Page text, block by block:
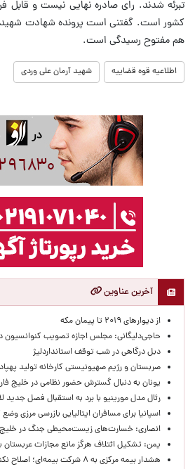
تبرئه شدند. رای صادره نهایی نیست و قابل
کشور است. گفتنی است پرونده شهادت شهید
هم مفتوح رسیدگی است.
اطلاعیه قوه قضاییه شهید آرمان علی وردی
آخرین عناوین
از دیوارهای ۲۰۱۹ تا پیمان مکه
حاجی‌دلیگانی: مجلس اجازه تصویب کنوانسیون
دبل درگاهی در شب توقف استانداردلیژ
صربستان و رژیم صهیونیستی کارخانه تولید
یونان به دنبال گسترش حضور نظامی در خلیج
رئال مدل مورینیو با برد به استقبال فصل جدید
اسپانیا برای مسافران ایتالیایی بازرسی مرزی وضع
انصاری: خسارت‌های زیست‌محیطی جنگ در خلیج
یمن: تشکیل ائتلاف هرگز مانع مجازات
هشدار بیمه مرکزی به ۸ شرکت بیمه‌ای؛ اصلاح نکنید، تعلیق می‌شوید